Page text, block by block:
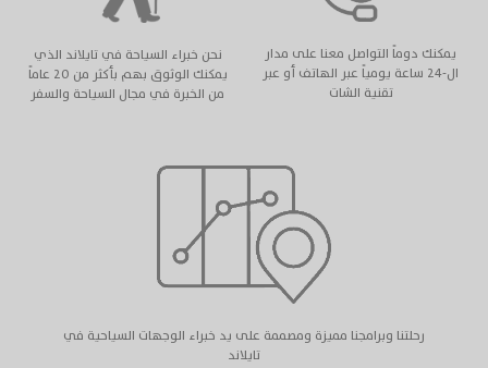
يمكنك دوماً التواصل معنا على مدار
ال-٢٤ ساعة يومياً عبر الهاتف أو عبر
تقنية الشات
نحن خبراء السياحة في تايلاند الذي
يمكنك الوثوق بهم بأكثر من ٢٠ عاماً
من الخبرة في مجال السياحة والسفر
رحلتنا وبرامجنا مميزة ومصممة على يد خبراء الوجهات السياحية في
تايلاند